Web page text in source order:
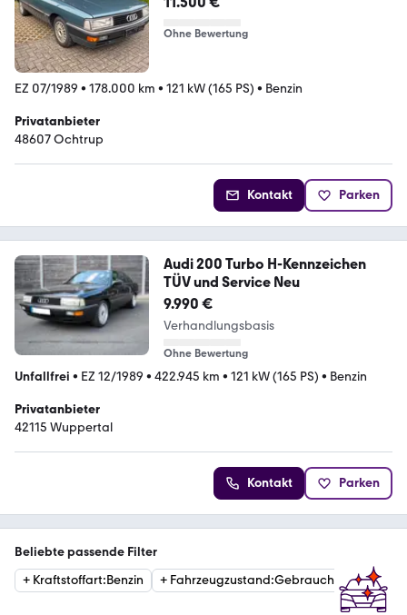
Ohne Bewertung
EZ 07/1989 • 178.000 km • 121 kW (165 PS) • Benzin
Privatanbieter
48607 Ochtrup
Kontakt Parken
Audi 200 Turbo H-Kennzeichen
TÜV und Service Neu
9.990 €
Verhandlungsbasis
Ohne Bewertung
Unfallfrei • EZ 12/1989 • 422.945 km • 121 kW (165 PS) • Benzin
Privatanbieter
42115 Wuppertal
Kontakt Parken
Beliebte passende Filter
+ Kraftstoffart:Benzin + Fahrzeugzustand:Gebraucht +